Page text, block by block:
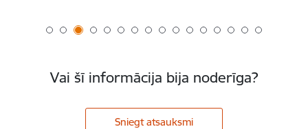
Vai šī informācija bija noderīga?
Sniegt atsauksmi